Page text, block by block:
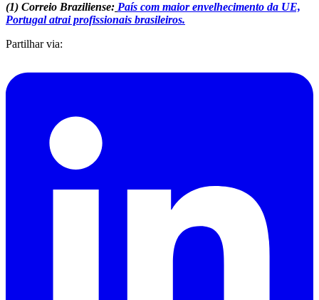
(1) Correio Braziliense: País com maior envelhecimento da UE,
Portugal atrai profissionais brasileiros.
Partilhar via: